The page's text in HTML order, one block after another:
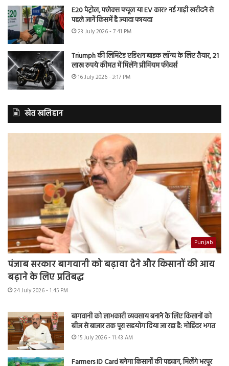
E20 पेट्रोल, फ्लेक्स फ्यूल या EV कार? नई गाड़ी खरीदने से
पहले जानें किसमें है ज्यादा फायदा
23 July 2026 - 7:41 PM
Triumph की लिमिटेड एडिशन बाइक लॉन्च के लिए तैयार, 21
लाख रुपये कीमत में मिलेंगे प्रीमियम फीचर्स
16 July 2026 - 3:17 PM
खेत खलिहान
Punjab
पंजाब सरकार बागवानी को बढ़ावा देने और किसानों की आय
बढ़ाने के लिए प्रतिबद्ध
24 July 2026 - 1:45 PM
बागवानी को लाभकारी व्यवसाय बनाने के लिए किसानों को
बीज से बाजार तक पूरा सहयोग दिया जा रहा है: मोहिंदर भगत
15 July 2026 - 11:43 AM
Farmers ID Card बनेगा किसानों की पहचान, मिलेंगे भरपूर